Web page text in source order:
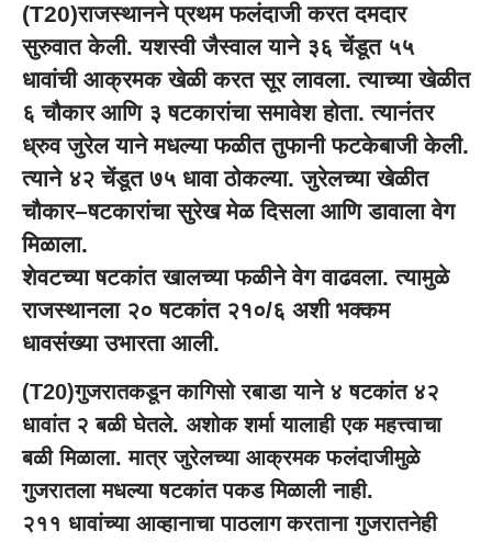
(T20)राजस्थानने प्रथम फलंदाजी करत दमदार
सुरुवात केली. यशस्वी जैस्वाल याने ३६ चेंडूत ५५
धावांची आक्रमक खेळी करत सूर लावला. त्याच्या खेळीत
६ चौकार आणि ३ षटकारांचा समावेश होता. त्यानंतर
ध्रुव जुरेल याने मधल्या फळीत तुफानी फटकेबाजी केली.
त्याने ४२ चेंडूत ७५ धावा ठोकल्या. जुरेलच्या खेळीत
चौकार–षटकारांचा सुरेख मेळ दिसला आणि डावाला वेग
मिळाला.
शेवटच्या षटकांत खालच्या फळीने वेग वाढवला. त्यामुळे
राजस्थानला २० षटकांत २१०/६ अशी भक्कम
धावसंख्या उभारता आली.
(T20)गुजरातकडून कागिसो रबाडा याने ४ षटकांत ४२
धावांत २ बळी घेतले. अशोक शर्मा यालाही एक महत्त्वाचा
बळी मिळाला. मात्र जुरेलच्या आक्रमक फलंदाजीमुळे
गुजरातला मधल्या षटकांत पकड मिळाली नाही.
२११ धावांच्या आव्हानाचा पाठलाग करताना गुजरातनेही